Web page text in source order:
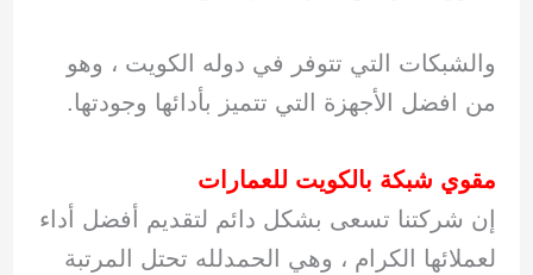
والشبكات التي تتوفر في دوله الكويت ، وهو
من افضل الأجهزة التي تتميز بأدائها وجودتها.
مقوي شبكة بالكويت للعمارات
إن شركتنا تسعى بشكل دائم لتقديم أفضل أداء
لعملائها الكرام ، وهي الحمدلله تحتل المرتبة